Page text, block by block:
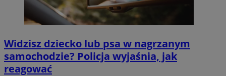
Widzisz dziecko lub psa w nagrzanym
samochodzie? Policja wyjaśnia, jak
reagować